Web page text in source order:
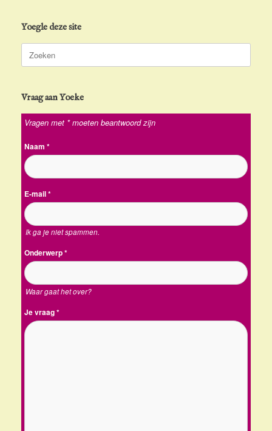
Yoegle deze site
naar:
Vraag aan Yoeke
Vragen met * moeten beantwoord zijn
Naam *
E-mail*
Ik ga je niet spammen.
Onderwerp*
Waar gaat het over?
Je vraag*